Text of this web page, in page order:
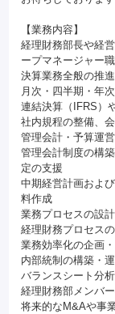
【業務内容】
経理財務部長や経
ープマネージャー
決算業務全般の推進
月次・四半期・年
連結決算（IFRS）
社内規程の整備、
管理会計・予算運営
管理会計制度の構
定の支援
中期経営計画およ
料作成
業務プロセスの設
経理財務プロセス
業務効率化の企画
内部統制の構築・
バランスシート分
経理財務部メンバ
将来的なM&Aや事